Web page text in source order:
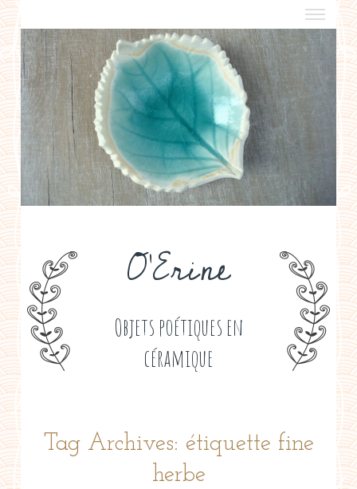
O'Erine
Objets poétiques en
céramique
a propos
boutiques de créateurs
contact
politique de confidentialité
Tag Archives: étiquette fine
herbe